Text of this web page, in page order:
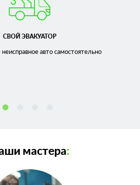
СВОЙ ЭВАКУАТОР
авто самостоятельно
мастера: